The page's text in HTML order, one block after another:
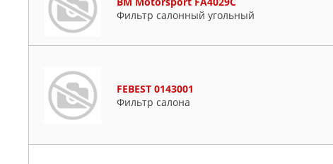
Фильтр салонный угольный
FEBEST 0143001
Фильтр салона